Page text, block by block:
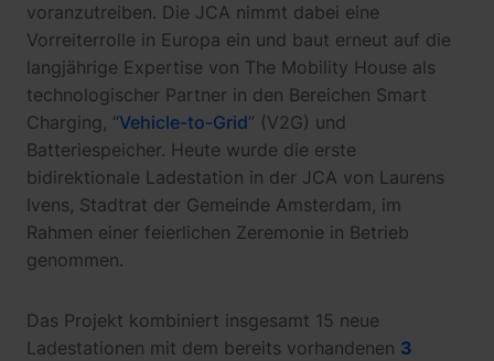
voranzutreiben. Die JCA nimmt dabei eine
Vorreiterrolle in Europa ein und baut erneut auf die
langjährige Expertise von The Mobility House als
technologischer Partner in den Bereichen Smart
Charging, “Vehicle-to-Grid” (V2G) und
Batteriespeicher. Heute wurde die erste
bidirektionale Ladestation in der JCA von Laurens
Ivens, Stadtrat der Gemeinde Amsterdam, im
Rahmen einer feierlichen Zeremonie in Betrieb
genommen.
Das Projekt kombiniert insgesamt 15 neue
Ladestationen mit dem bereits vorhandenen 3